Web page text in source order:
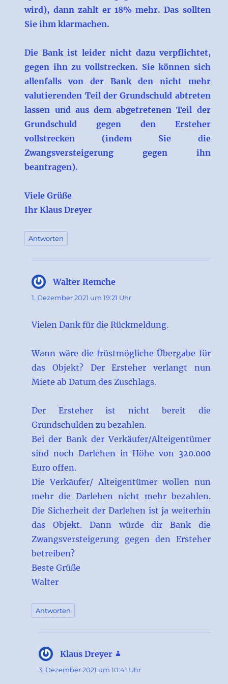
wird), dann zahlt er 18% mehr. Das sollten
Sie ihm klarmachen.
Die Bank ist leider nicht dazu verpflichtet,
gegen ihn zu vollstrecken. Sie können sich
allenfalls von der Bank den nicht mehr
valutierenden Teil der Grundschuld abtreten
lassen und aus dem abgetretenen Teil der
Grundschuld gegen den Ersteher
vollstrecken (indem Sie die
Zwangsversteigerung gegen ihn
beantragen).
Viele Grüße
Ihr Klaus Dreyer
Antworten
Walter Remche
1. Dezember 2021 um 19:21 Uhr
Vielen Dank für die Rückmeldung.
Wann wäre die früstmögliche Übergabe für
das Objekt? Der Ersteher verlangt nun
Miete ab Datum des Zuschlags.
Der Ersteher ist nicht bereit die
Grundschulden zu bezahlen.
Bei der Bank der Verkäufer/Alteigentümer
sind noch Darlehen in Höhe von 320.000
Euro offen.
Die Verkäufer/ Alteigentümer wollen nun
mehr die Darlehen nicht mehr bezahlen.
Die Sicherheit der Darlehen ist ja weiterhin
das Objekt. Dann würde dir Bank die
Zwangsversteigerung gegen den Ersteher
betreiben?
Beste Grüße
Walter
Antworten
Klaus Dreyer
3. Dezember 2021 um 10:41 Uhr